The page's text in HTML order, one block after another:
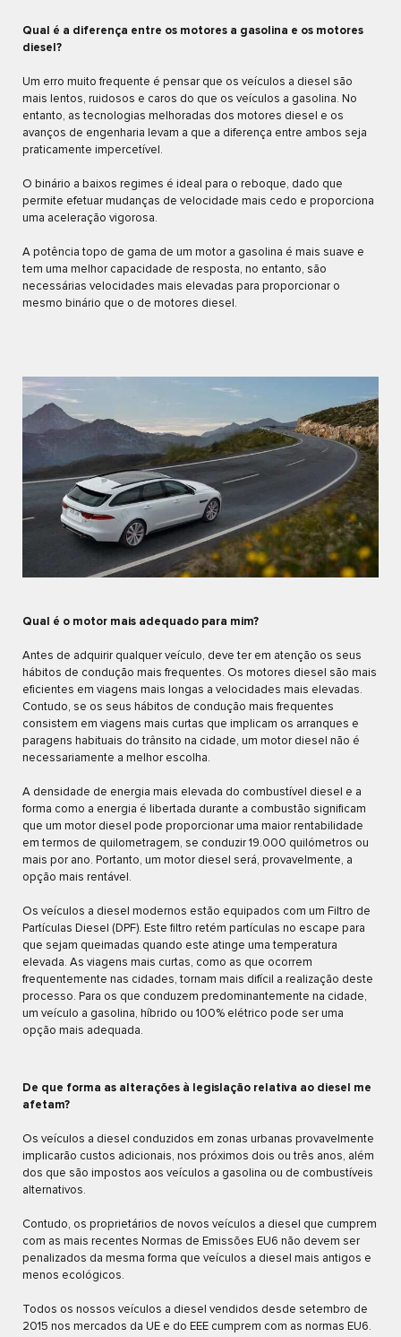
Qual é a diferença entre os motores a gasolina e os motores
diesel?
Um erro muito frequente é pensar que os veículos a diesel são
mais lentos, ruidosos e caros do que os veículos a gasolina. No
entanto, as tecnologias melhoradas dos motores diesel e os
avanços de engenharia levam a que a diferença entre ambos seja
praticamente impercetível.
O binário a baixos regimes é ideal para o reboque, dado que
permite efetuar mudanças de velocidade mais cedo e proporciona
uma aceleração vigorosa.
A potência topo de gama de um motor a gasolina é mais suave e
tem uma melhor capacidade de resposta, no entanto, são
necessárias velocidades mais elevadas para proporcionar o
mesmo binário que o de motores diesel.
Qual é o motor mais adequado para mim?
Antes de adquirir qualquer veículo, deve ter em atenção os seus
hábitos de condução mais frequentes. Os motores diesel são mais
eficientes em viagens mais longas a velocidades mais elevadas.
Contudo, se os seus hábitos de condução mais frequentes
consistem em viagens mais curtas que implicam os arranques e
paragens habituais do trânsito na cidade, um motor diesel não é
necessariamente a melhor escolha.
A densidade de energia mais elevada do combustível diesel e a
forma como a energia é libertada durante a combustão significam
que um motor diesel pode proporcionar uma maior rentabilidade
em termos de quilometragem, se conduzir 19.000 quilómetros ou
mais por ano. Portanto, um motor diesel será, provavelmente, a
opção mais rentável.
Os veículos a diesel modernos estão equipados com um Filtro de
Partículas Diesel (DPF). Este filtro retém partículas no escape para
que sejam queimadas quando este atinge uma temperatura
elevada. As viagens mais curtas, como as que ocorrem
frequentemente nas cidades, tornam mais difícil a realização deste
processo. Para os que conduzem predominantemente na cidade,
um veículo a gasolina, híbrido ou 100% elétrico pode ser uma
opção mais adequada.
De que forma as alterações à legislação relativa ao diesel me
afetam?
Os veículos a diesel conduzidos em zonas urbanas provavelmente
implicarão custos adicionais, nos próximos dois ou três anos, além
dos que são impostos aos veículos a gasolina ou de combustíveis
alternativos.
Contudo, os proprietários de novos veículos a diesel que cumprem
com as mais recentes Normas de Emissões EU6 não devem ser
penalizados da mesma forma que veículos a diesel mais antigos e
menos ecológicos.
Todos os nossos veículos a diesel vendidos desde setembro de
2015 nos mercados da UE e do EEE cumprem com as normas EU6.